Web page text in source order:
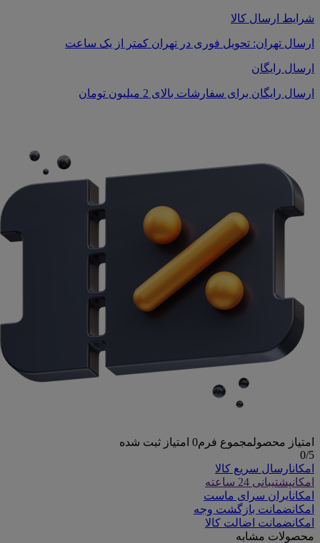
شرایط ارسال کالا
ارسال تهران: تحویل فوری در تهران کمتر از یک ساعت
ارسال رایگان
ارسال رایگان برای سفارشات بالای 2 میلیون تومان
امتیاز محصولمجموع فرم0 امتیاز ثبت شده
0/5
امکانارسال سریع کالا
امکانپشتیبانی 24 ساعته
امکانایران سرای ماست
امکانضمانت بازگشت وجه
امکانضمانت اضالت کالا
محصولات مشابه